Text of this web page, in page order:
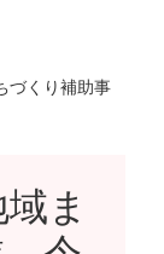
づくり補助事
ま